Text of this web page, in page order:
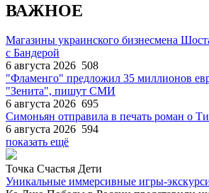
ВАЖНОЕ
Магазины украинского бизнесмена
с Бандерой
6 августа 2026 508
"Фламенго" предложил 35 миллионов
"Зенита", пишут СМИ
6 августа 2026 695
Симоньян отправила в печать роман о
6 августа 2026 594
показать ещё
Точка Счастья Дети
Уникальные иммерсивные игры-